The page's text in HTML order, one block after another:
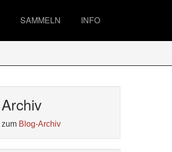
SAMMELN INFO
Archiv
zum Blog-Archiv